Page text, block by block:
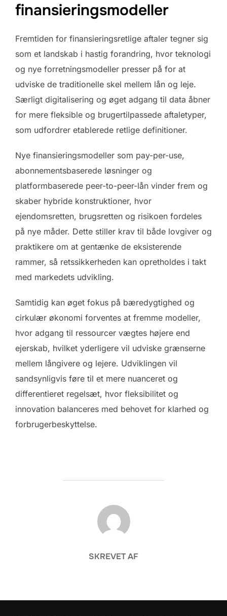
finansieringsmodeller
Fremtiden for finansieringsretlige aftaler tegner sig
som et landskab i hastig forandring, hvor teknologi
og nye forretningsmodeller presser på for at
udviske de traditionelle skel mellem lån og leje.
Særligt digitalisering og øget adgang til data åbner
for mere fleksible og brugertilpassede aftaletyper,
som udfordrer etablerede retlige definitioner.
Nye finansieringsmodeller som pay-per-use,
abonnementsbaserede løsninger og
platformbaserede peer-to-peer-lån vinder frem og
skaber hybride konstruktioner, hvor
ejendomsretten, brugsretten og risikoen fordeles
på nye måder. Dette stiller krav til både lovgiver og
praktikere om at gentænke de eksisterende
rammer, så retssikkerheden kan opretholdes i takt
med markedets udvikling.
Samtidig kan øget fokus på bæredygtighed og
cirkulær økonomi forventes at fremme modeller,
hvor adgang til ressourcer vægtes højere end
ejerskab, hvilket yderligere vil udviske grænserne
mellem långivere og lejere. Udviklingen vil
sandsynligvis føre til et mere nuanceret og
differentieret regelsæt, hvor fleksibilitet og
innovation balanceres med behovet for klarhed og
forbrugerbeskyttelse.
FORFATTER
SKREVET AF